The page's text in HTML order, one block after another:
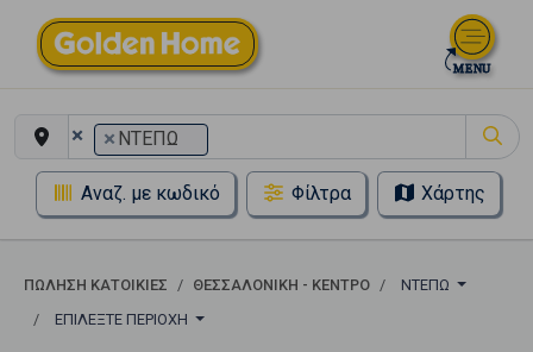
× × ΝΤΕΠΩ
Αναζ. με κωδικό Φίλτρα Χάρτης
ΠΏΛΗΣΗ ΚΑΤΟΙΚΊΕΣ ΘΕΣΣΑΛΟΝΙΚΗ - ΚΕΝΤΡΟ
ΝΤΕΠΩ
ΕΠΙΛΈΞΤΕ ΠΕΡΙΟΧΉ